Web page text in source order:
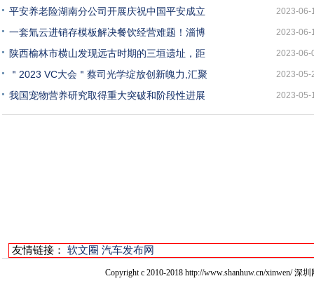
平安养老险湖南分公司开展庆祝中国平安成立 2023-06-
一套氚云进销存模板解决餐饮经营难题！淄博 2023-06-
陕西榆林市横山发现远古时期的三垣遗址，距 2023-06-
＂2023 VC大会＂蔡司光学绽放创新魄力,汇聚 2023-05-
我国宠物营养研究取得重大突破和阶段性进展 2023-05-
友情链接： 软文圈 汽车发布网
Copyright c 2010-2018 http://www.shanhuw.cn/xinwen/